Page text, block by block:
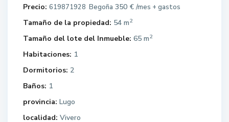
Precio: 619871928 Begoña 350 € /mes + gastos
Tamaño de la propiedad: 54 m2
Tamaño del lote del Inmueble: 65 m2
Habitaciones: 1
Dormitorios: 2
Baños: 1
provincia: Lugo
localidad: Vivero